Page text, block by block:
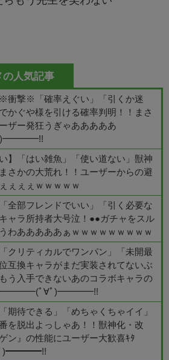
の人気記事
※衝撃※「確率えぐい」「引くか迷
かぐや様を引ける確率判明！！まさ
ザー発狂うぎゃあああああ
】「はい雑魚」「使い道ない」獣神
さかの大荒れ！！ユーザーからの避
ぇぇぇｗｗｗｗｗ
全部フレンドでいい」「引く必要な
ャラ所持者大号泣！●●ガチャをスル
わあああああぁｗｗｗｗｗｗｗｗｗ
クリティカルでワンパン」「未開最
互換キャラがまだ実装されてないぶ
う入手できないあのコラボキャラの
ﾀ━━━━(ﾟ∀ﾟ)━━━━!!
期待できる」「めちゃくちゃイイ」
を脱出よっしゃあ！！獣神化・改
ン』の性能にユーザー大歓喜ｷﾀ
)━━━━!!